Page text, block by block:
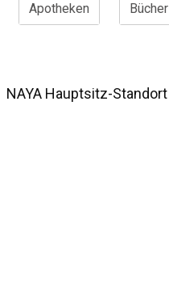
Apotheken Bücher
NAYA Hauptsitz-Standort